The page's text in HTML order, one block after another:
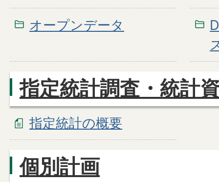
オープンデータ
指定統計調査・統計
指定統計の概要
個別計画